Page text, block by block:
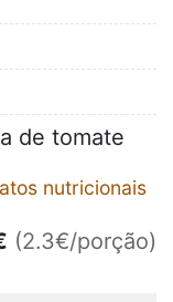
de tomate
nutricionais
(2.3€/porção)